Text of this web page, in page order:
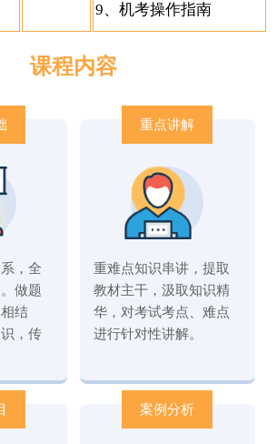
9、机考操作指南
课程内容
，全
做题
结
，传
重点讲解
重难点知识串讲，提取
教材主干，汲取知识精
华，对考试考点、难点
进行针对性讲解。
案例分析